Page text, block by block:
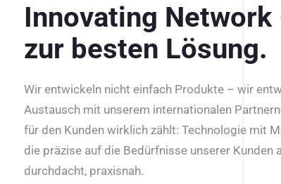
Innovating Network
zur besten Lösung.
Wir entwickeln nicht einfach Produkte – wir
Austausch mit unserem internationalen
für den Kunden wirklich zählt: Technologie mit
die präzise auf die Bedürfnisse unserer
durchdacht, praxisnah.